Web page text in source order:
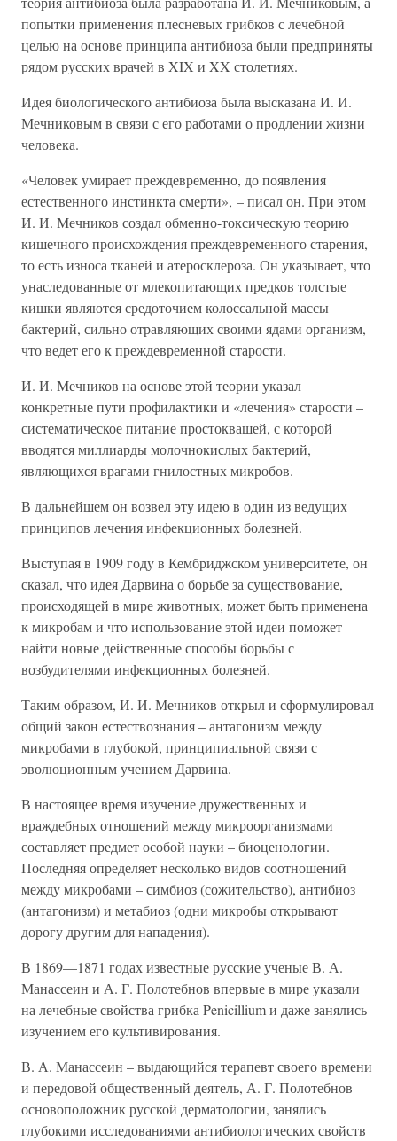
попытки применения плесневых грибков с лечебной
целью на основе принципа антибиоза были предприняты
рядом русских врачей в XIX и XX столетиях.
Идея биологического антибиоза была высказана И. И.
Мечниковым в связи с его работами о продлении жизни
человека.
«Человек умирает преждевременно, до появления
естественного инстинкта смерти», – писал он. При этом
И. И. Мечников создал обменно-токсическую теорию
кишечного происхождения преждевременного старения,
то есть износа тканей и атеросклероза. Он указывает, что
унаследованные от млекопитающих предков толстые
кишки являются средоточием колоссальной массы
бактерий, сильно отравляющих своими ядами организм,
что ведет его к преждевременной старости.
И. И. Мечников на основе этой теории указал
конкретные пути профилактики и «лечения» старости –
систематическое питание простоквашей, с которой
вводятся миллиарды молочнокислых бактерий,
являющихся врагами гнилостных микробов.
В дальнейшем он возвел эту идею в один из ведущих
принципов лечения инфекционных болезней.
Выступая в 1909 году в Кембриджском университете, он
сказал, что идея Дарвина о борьбе за существование,
происходящей в мире животных, может быть применена
к микробам и что использование этой идеи поможет
найти новые действенные способы борьбы с
возбудителями инфекционных болезней.
Таким образом, И. И. Мечников открыл и сформулировал
общий закон естествознания – антагонизм между
микробами в глубокой, принципиальной связи с
эволюционным учением Дарвина.
В настоящее время изучение дружественных и
враждебных отношений между микроорганизмами
составляет предмет особой науки – биоценологии.
Последняя определяет несколько видов соотношений
между микробами – симбиоз (сожительство), антибиоз
(антагонизм) и метабиоз (одни микробы открывают
дорогу другим для нападения).
В 1869—1871 годах известные русские ученые В. А.
Манассеин и А. Г. Полотебнов впервые в мире указали
на лечебные свойства грибка Penicillium и даже занялись
изучением его культивирования.
В. А. Манассеин – выдающийся терапевт своего времени
и передовой общественный деятель, А. Г. Полотебнов –
основоположник русской дерматологии, занялись
глубокими исследованиями антибиологических свойств